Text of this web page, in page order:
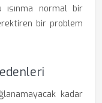
ısınma normal bir
bir problem
kadar